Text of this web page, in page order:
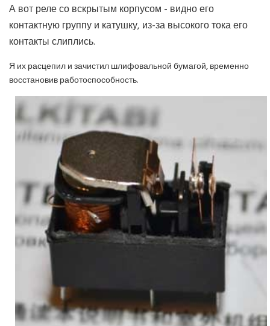
А вот реле со вскрытым корпусом - видно его
контактную группу и катушку, из-за высокого тока его
контакты слиплись.
Я их расцепил и зачистил шлифовальной бумагой, временно
восстановив работоспособность.